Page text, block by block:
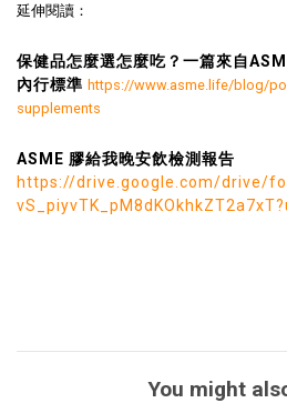
延伸閱讀：
保健品怎麼選怎麼吃？一篇來自
內行標準 https://www.asme.life/blog/
supplements
ASME 膠給我晚安飲檢測報告
https://drive.google.com/drive/
You might